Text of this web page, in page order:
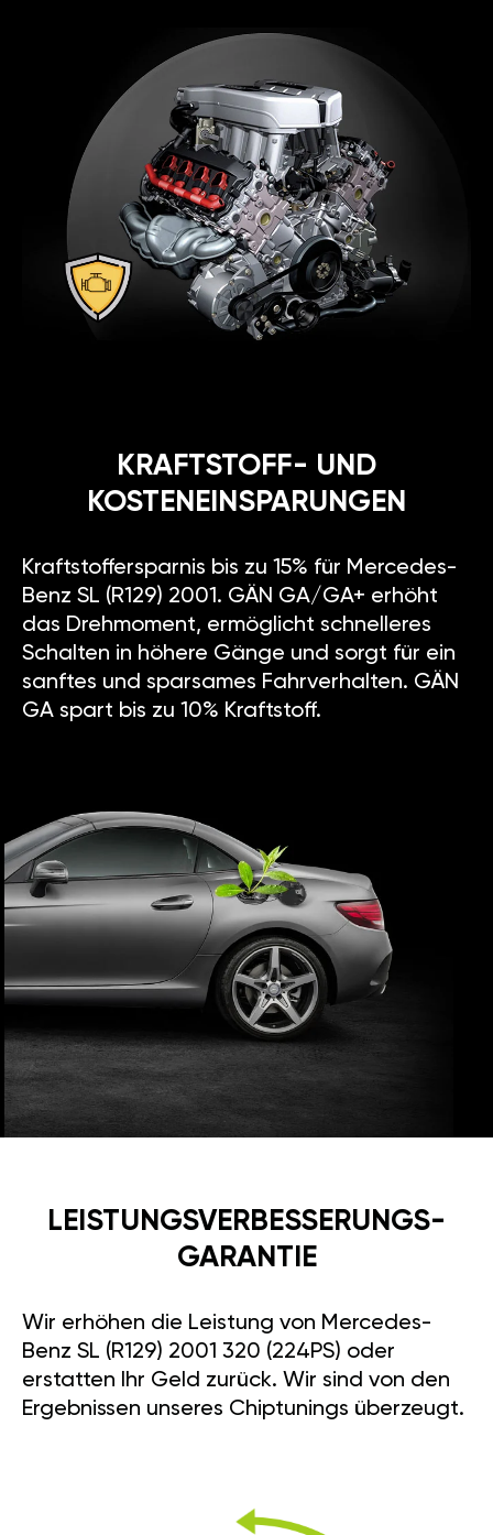
KRAFTSTOFF- UND
KOSTENEINSPARUNGEN
Kraftstoffersparnis bis zu 15% für Mercedes-
Benz SL (R129) 2001. GÄN GA/GA+ erhöht
das Drehmoment, ermöglicht schnelleres
Schalten in höhere Gänge und sorgt für ein
sanftes und sparsames Fahrverhalten. GÄN
GA spart bis zu 10% Kraftstoff.
LEISTUNGSVERBESSE­RUNGS­
GARANTIE
Wir erhöhen die Leistung von Mercedes-
Benz SL (R129) 2001 320 (224PS) oder
erstatten Ihr Geld zurück. Wir sind von den
Ergebnissen unseres Chiptunings überzeugt.